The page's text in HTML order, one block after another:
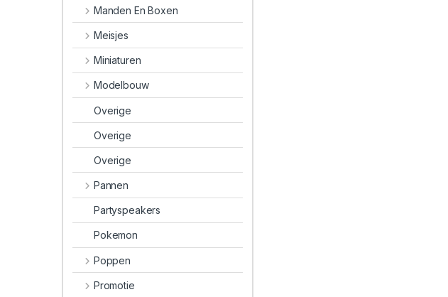
Manden En Boxen
Meisjes
Miniaturen
Modelbouw
Overige
Overige
Overige
Pannen
Partyspeakers
Pokemon
Poppen
Promotie